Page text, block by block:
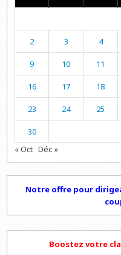
2 3 4
9 10 11
16 17 18
23 24 25
30
« Oct Déc »
Notre offre pour
Boostez votre